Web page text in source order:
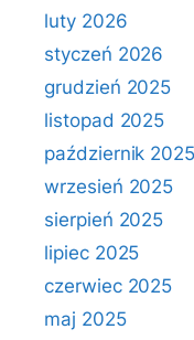
luty 2026
styczeń 2026
grudzień 2025
listopad 2025
październik 2025
wrzesień 2025
sierpień 2025
lipiec 2025
czerwiec 2025
maj 2025